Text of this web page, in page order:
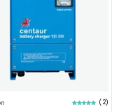
(2)